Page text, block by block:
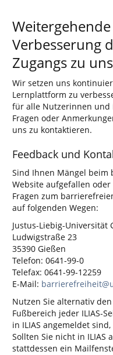
Verbesserung
Zugangs zu
Wir setzen uns
Lernplattform zu
für alle Nutzerinnen und
Fragen oder
uns zu kontaktieren.
Feedback und
Sind Ihnen Mängel beim
Website aufgefallen
Fragen zum
auf folgenden Wegen:
Justus-Liebig-Universität
Ludwigstraße 23
35390 Gießen
Telefon: 0641-99-0
Telefax: 0641-99-12259
E-Mail:
Nutzen Sie alternativ
Fußbereich jeder ILIAS-
in ILIAS angemeldet
Sollten Sie nicht in ILIAS
stattdessen ein